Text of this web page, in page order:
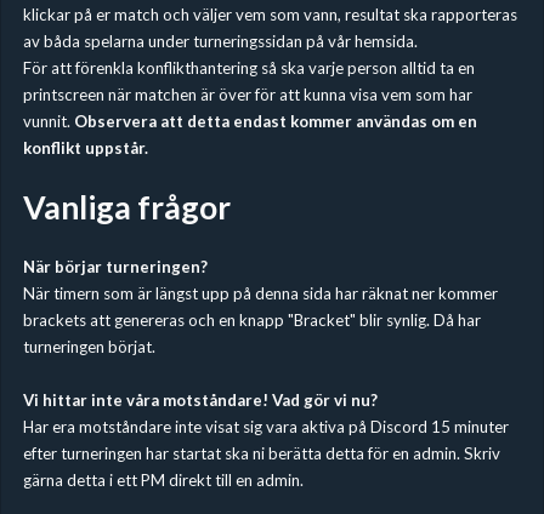
klickar på er match och väljer vem som vann, resultat ska rapporteras
av båda spelarna under turneringssidan på vår hemsida.
För att förenkla konflikthantering så ska varje person alltid ta en
printscreen när matchen är över för att kunna visa vem som har
vunnit. Observera att detta endast kommer användas om en
konflikt uppstår.
Vanliga frågor
När börjar turneringen?
När timern som är längst upp på denna sida har räknat ner kommer
brackets att genereras och en knapp "Bracket" blir synlig. Då har
turneringen börjat.
Vi hittar inte våra motståndare! Vad gör vi nu?
Har era motståndare inte visat sig vara aktiva på Discord 15 minuter
efter turneringen har startat ska ni berätta detta för en admin. Skriv
gärna detta i ett PM direkt till en admin.